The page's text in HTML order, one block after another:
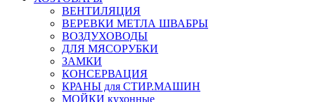
ВЕНТИЛЯЦИЯ
ВЕРЕВКИ МЕТЛА ШВАБРЫ
ВОЗДУХОВОДЫ
ДЛЯ МЯСОРУБКИ
ЗАМКИ
КОНСЕРВАЦИЯ
КРАНЫ для СТИР.МАШИН
МОЙКИ кухонные